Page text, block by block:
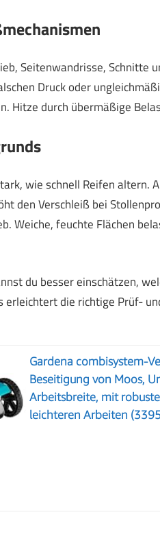
Seitenwandrisse, Schnitte
Druck oder
Hitze durch übermäßige
wie schnell Reifen altern.
den Verschleiß bei
Weiche, feuchte Flächen
du besser einschätzen,
erleichtert die richtige Prüf-
Gardena combisystem-
Beseitigung von Moos,
Arbeitsbreite, mit
leichteren Arbeiten